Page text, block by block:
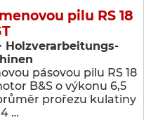
pilu RS 18
Holzverarbeitungs-
pásovou pilu RS 18
B&S o výkonu 6,5
prořezu kulatiny
…